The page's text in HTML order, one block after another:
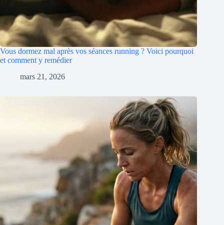
Vous dormez mal après vos séances running ? Voici pourquoi
et comment y remédier
mars 21, 2026